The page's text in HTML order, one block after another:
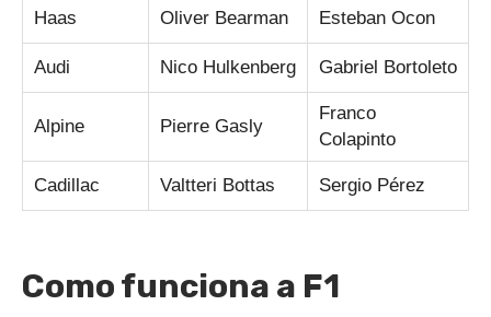
Haas Oliver Bearman Esteban Ocon
Audi Nico Hulkenberg Gabriel Bortoleto
Alpine Pierre Gasly
Franco
Colapinto
Cadillac Valtteri Bottas Sergio Pérez
Como funciona a F1